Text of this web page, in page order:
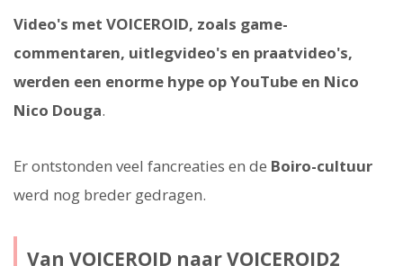
Video's met VOICEROID, zoals game-
commentaren, uitlegvideo's en praatvideo's,
werden een enorme hype op YouTube en Nico
Nico Douga.
Er ontstonden veel fancreaties en de Boiro-cultuur
werd nog breder gedragen.
Van VOICEROID naar VOICEROID2